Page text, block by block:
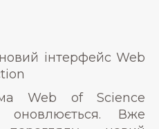
інтерфейс Web
Web of Science
оновлюється. Вже